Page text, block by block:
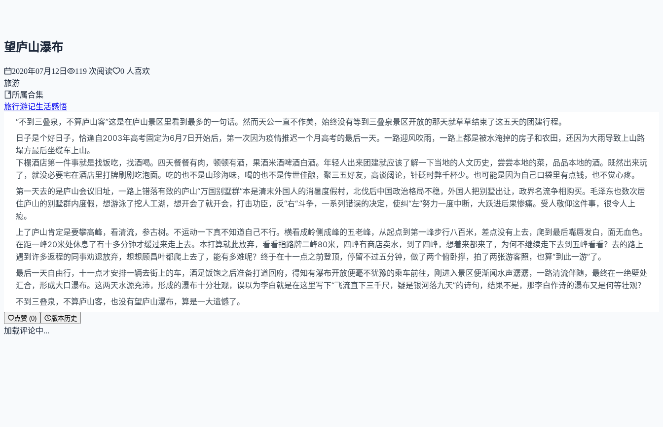
望庐山瀑布
2020年07月12日 119 次阅读 0 人喜欢
旅游
所属合集
旅行游记生活感悟
“不到三叠泉，不算庐山客”这是在庐山景区里看到最多的一句话。然而天公一直不作美，始终没有等到三叠泉景区开放的那天就草草结束了这五天的团建行程。
日子是个好日子，恰逢自2003年高考固定为6月7日开始后，第一次因为疫情推迟一个月高考的最后一天。一路迎风吹雨，一路上都是被水淹掉的房子和农田，还因为大雨导致上山路
塌方最后坐缆车上山。
下榻酒店第一件事就是找饭吃，找酒喝。四天餐餐有肉，顿顿有酒，果酒米酒啤酒白酒。年轻人出来团建就应该了解一下当地的人文历史，尝尝本地的菜，品品本地的酒。既然出来玩
了，就没必要宅在酒店里打牌刷剧吃泡面。吃的也不是山珍海味，喝的也不是传世佳酿，聚三五好友，高谈阔论，针砭时弊千杯少。也可能是因为自己口袋里有点钱，也不觉心疼。
第一天去的是庐山会议旧址，一路上错落有致的庐山“万国别墅群”本是清末外国人的消暑度假村，北伐后中国政治格局不稳，外国人把别墅出让，政界名流争相购买。毛泽东也数次居
住庐山的别墅群内度假，想游泳了挖人工湖，想开会了就开会，打击功臣，反“右“斗争，一系列错误的决定，使纠“左”努力一度中断，大跃进后果惨痛。受人敬仰这件事，很令人上
瘾。
上了庐山肯定是要攀高峰，看清流，参古树。不运动一下真不知道自己不行。横看成岭侧成峰的五老峰，从起点到第一峰步行八百米，差点没有上去，爬到最后嘴唇发白，面无血色。
在距一峰20米处休息了有十多分钟才缓过来走上去。本打算就此放弃，看看指路牌二峰80米，四峰有商店卖水，到了四峰，想着来都来了，为何不继续走下去到五峰看看？去的路上
遇到许多返程的同事劝退放弃，想想顾昌叶都爬上去了，能有多难呢？终于在十一点之前登顶，停留不过五分钟，做了两个俯卧撑，拍了两张游客照，也算“到此一游”了。
最后一天自由行，十一点才安排一辆去街上的车，酒足饭饱之后准备打道回府，得知有瀑布开放便毫不犹豫的乘车前往，刚进入景区便渐闻水声潺潺，一路清流伴随，最终在一绝壁处
汇合，形成大口瀑布。这两天水源充沛，形成的瀑布十分壮观，误以为李白就是在这里写下“飞流直下三千尺，疑是银河落九天”的诗句，结果不是，那李白作诗的瀑布又是何等壮观？
不到三叠泉，不算庐山客，也没有望庐山瀑布，算是一大遗憾了。
点赞 (0) 版本历史
加载评论中...